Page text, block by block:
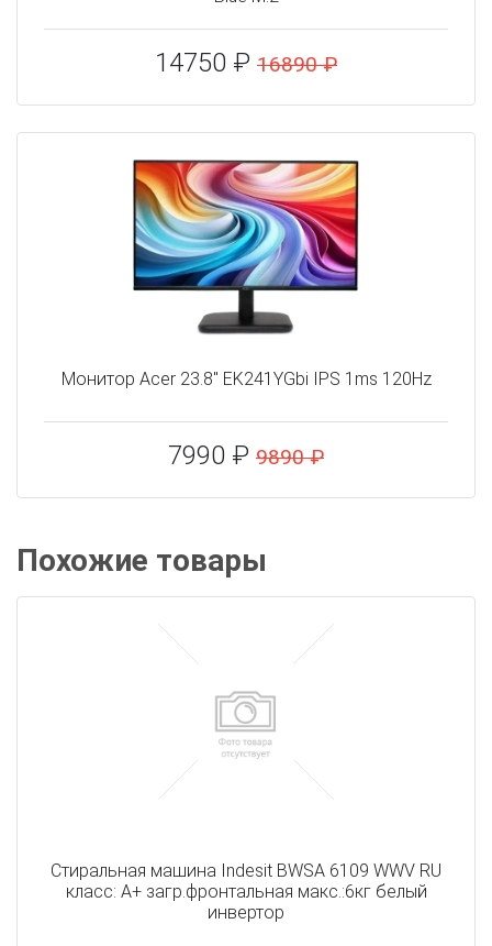
14750 ₽ 16890 ₽
Монитор Acer 23.8" EK241YGbi IPS 1ms 120Hz
7990 ₽ 9890 ₽
Похожие товары
Стиральная машина Indesit BWSA 6109 WWV RU
класс: A+ загр.фронтальная макс.:6кг белый
инвертор